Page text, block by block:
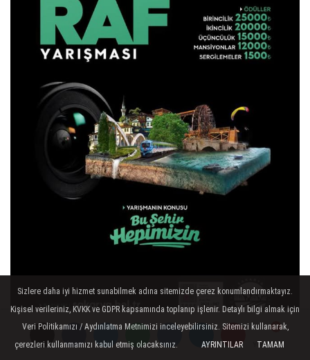
Yorumlar
Yorumlar
Yorumlar
Sizlere daha iyi hizmet sunabilmek adına sitemizde çerez konumlandırmaktayız.
Kişisel verileriniz, KVKK ve GDPR kapsamında toplanıp işlenir. Detaylı bilgi almak için
Veri Politikamızı / Aydınlatma Metnimizi inceleyebilirsiniz. Sitemizi kullanarak,
çerezleri kullanmamızı kabul etmiş olacaksınız.
AYRINTILAR TAMAM